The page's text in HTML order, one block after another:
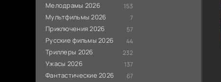
Мелодрамы 2026 153
Мультфильмы 2026 7
Приключения 2026 57
Русские фильмы 2026 44
Триллеры 2026 232
Ужасы 2026 137
Фантастические 2026 67